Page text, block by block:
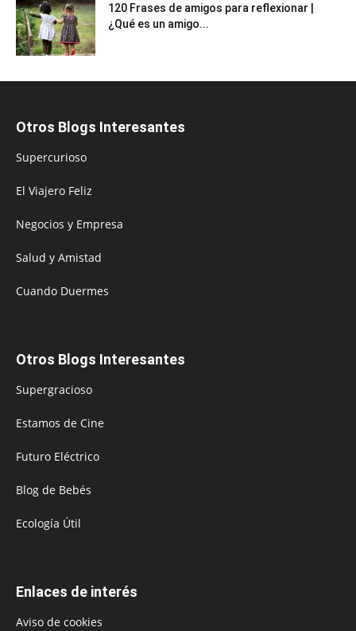
120 Frases de amigos para reflexionar |
¿Qué es un amigo...
Otros Blogs Interesantes
Supercurioso
El Viajero Feliz
Negocios y Empresa
Salud y Amistad
Cuando Duermes
Otros Blogs Interesantes
Supergracioso
Estamos de Cine
Futuro Eléctrico
Blog de Bebés
Ecología Útil
Enlaces de interés
Aviso de cookies